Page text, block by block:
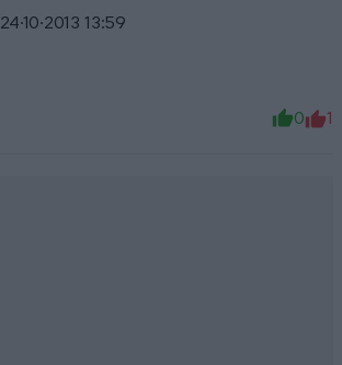
24·10·2013 13:59
0 1